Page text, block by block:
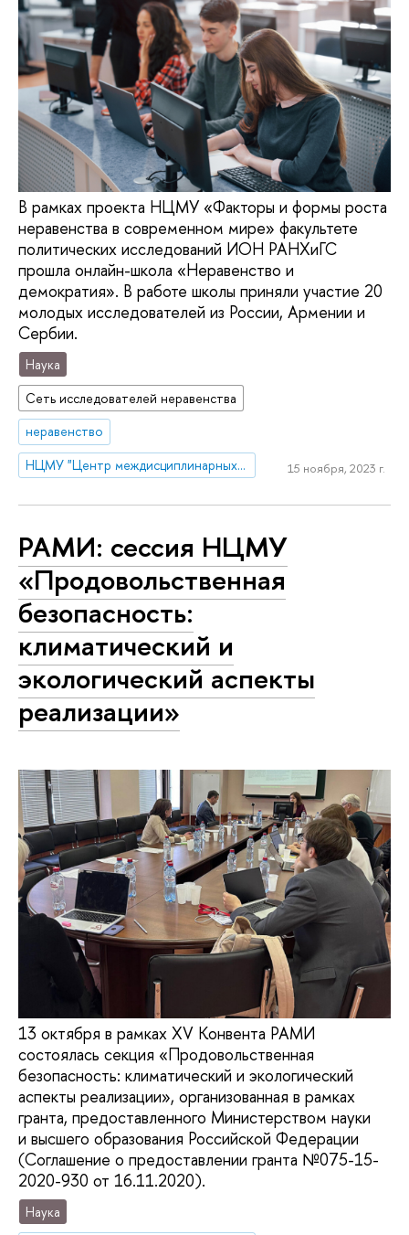
В рамках проекта НЦМУ «Факторы и формы роста
неравенства в современном мире» факультете
политических исследований ИОН РАНХиГС
прошла онлайн-школа «Неравенство и
демократия». В работе школы приняли участие 20
молодых исследователей из России, Армении и
Сербии.
Наука
Сеть исследователей неравенства
неравенство
НЦМУ "Центр междисциплинарных исследований человеческого потенциала"
15 ноября, 2023 г.
РАМИ: сессия НЦМУ
«Продовольственная
безопасность:
климатический и
экологический аспекты
реализации»
13 октября в рамках XV Конвента РАМИ
состоялась секция «Продовольственная
безопасность: климатический и экологический
аспекты реализации», организованная в рамках
гранта, предоставленного Министерством науки
и высшего образования Российской Федерации
(Соглашение о предоставлении гранта №075-15-
2020-930 от 16.11.2020).
Наука